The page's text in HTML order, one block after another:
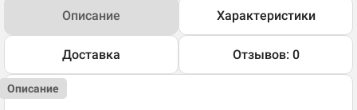
Описание Характеристики
Доставка Отзывов: 0
Описание